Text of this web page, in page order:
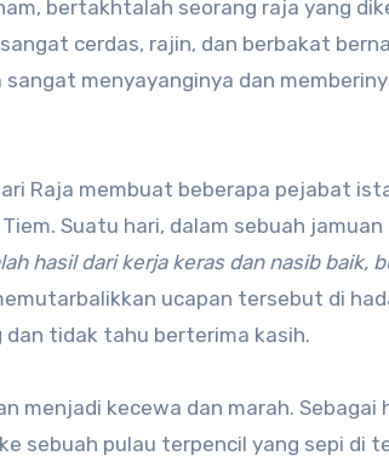
bertakhtalah seorang raja yang
cerdas, rajin, dan berbakat
menyayanginya dan
Raja membuat beberapa pejabat
Suatu hari, dalam sebuah
hasil dari kerja keras dan nasib baik,
ucapan tersebut di
dan tidak tahu berterima kasih.
menjadi kecewa dan marah. Sebagai
sebuah pulau terpencil yang sepi di